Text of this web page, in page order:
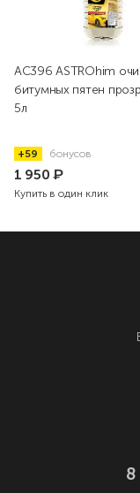
AC396 ASTROhim
битумных пятен
5л
+59 бонусов
1 950₽
Купить в один клик